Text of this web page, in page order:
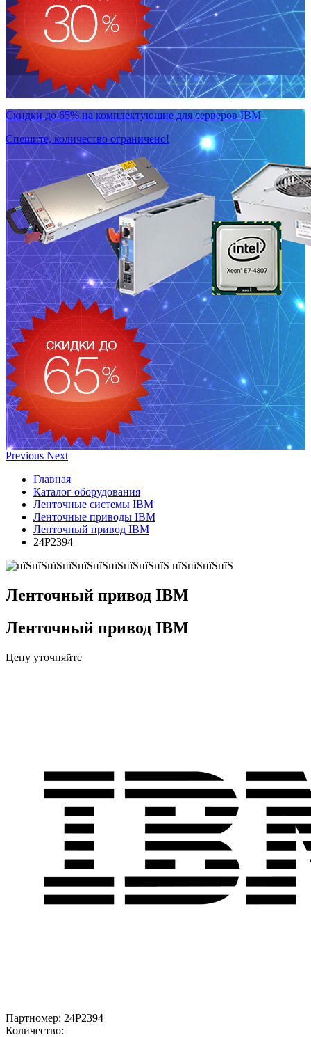
Скидки до 65% на комплектующие для серверов IBM
Спешите, количество ограничено!
Previous Next
Главная
Каталог оборудования
Ленточные системы IBM
Ленточные приводы IBM
Ленточный привод IBM
24P2394
Ленточный привод IBM
Ленточный привод IBM
Цену уточняйте
Партномер: 24P2394
Количество: